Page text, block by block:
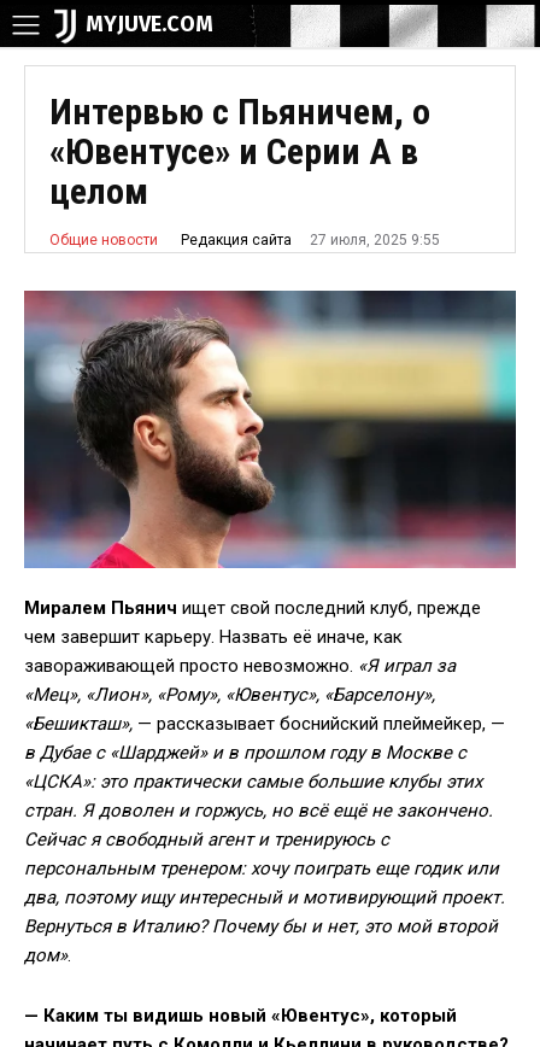
MYJUVE.COM
Интервью с Пьяничем, о
«Ювентусе» и Серии А в
целом
Общие новости Редакция сайта 27 июля, 2025 9:55
Миралем Пьянич ищет свой последний клуб, прежде
чем завершит карьеру. Назвать её иначе, как
завораживающей просто невозможно. «Я играл за
«Мец», «Лион», «Рому», «Ювентус», «Барселону»,
«Бешикташ», — рассказывает боснийский плеймейкер, —
в Дубае с «Шарджей» и в прошлом году в Москве с
«ЦСКА»: это практически самые большие клубы этих
стран. Я доволен и горжусь, но всё ещё не закончено.
Сейчас я свободный агент и тренируюсь с
персональным тренером: хочу поиграть еще годик или
два, поэтому ищу интересный и мотивирующий проект.
Вернуться в Италию? Почему бы и нет, это мой второй
дом».
— Каким ты видишь новый «Ювентус», который